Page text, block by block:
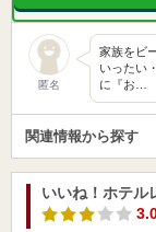
匿名
家族をビ
いったい
に『お…
関連情報から探す
いいね！ホテル